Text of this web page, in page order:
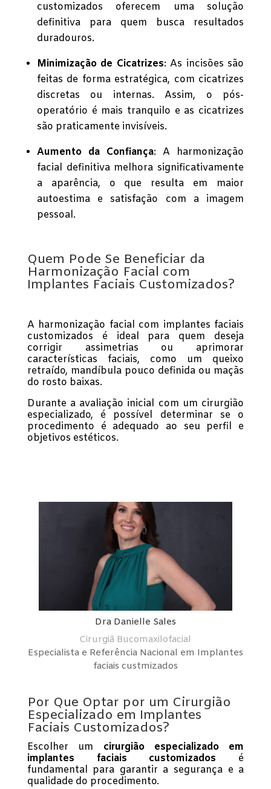
customizados oferecem uma solução
definitiva para quem busca resultados
duradouros.
Minimização de Cicatrizes: As incisões são
feitas de forma estratégica, com cicatrizes
discretas ou internas. Assim, o pós-
operatório é mais tranquilo e as cicatrizes
são praticamente invisíveis.
Aumento da Confiança: A harmonização
facial definitiva melhora significativamente
a aparência, o que resulta em maior
autoestima e satisfação com a imagem
pessoal.
Quem Pode Se Beneficiar da
Harmonização Facial com
Implantes Faciais Customizados?
A harmonização facial com implantes faciais
customizados é ideal para quem deseja
corrigir assimetrias ou aprimorar
características faciais, como um queixo
retraído, mandíbula pouco definida ou maçãs
do rosto baixas.
Durante a avaliação inicial com um cirurgião
especializado, é possível determinar se o
procedimento é adequado ao seu perfil e
objetivos estéticos.
Dra Danielle Sales
Cirurgiã Bucomaxilofacial
Especialista e Referência Nacional em Implantes
faciais custmizados
Por Que Optar por um Cirurgião
Especializado em Implantes
Faciais Customizados?
Escolher um cirurgião especializado em
implantes faciais customizados é
fundamental para garantir a segurança e a
qualidade do procedimento.